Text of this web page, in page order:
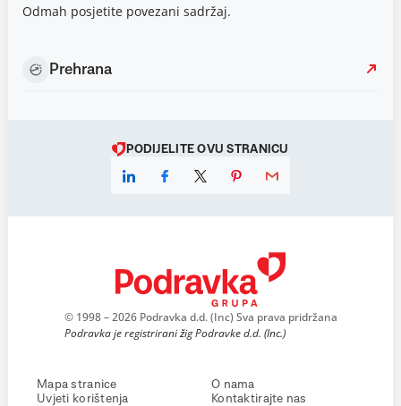
Odmah posjetite povezani sadržaj.
Prehrana
PODIJELITE OVU STRANICU
© 1998 – 2026 Podravka d.d. (Inc) Sva prava pridržana
Podravka je registrirani žig Podravke d.d. (Inc.)
Mapa stranice
Uvjeti korištenja
O nama
Kontaktirajte nas